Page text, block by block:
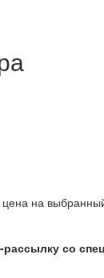
на
рассылку со